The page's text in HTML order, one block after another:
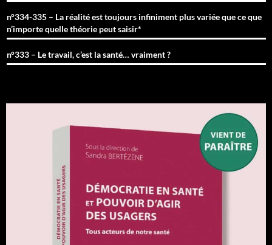
n°334-335 – La réalité est toujours infiniment plus variée que ce que
n’importe quelle théorie peut saisir*
n°333 – Le travail, c’est la santé… vraiment ?